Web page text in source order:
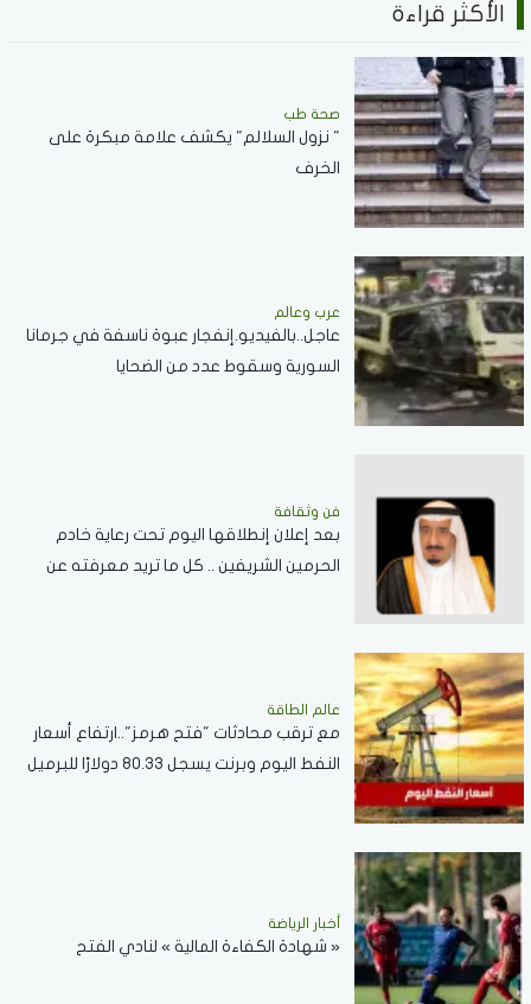
الأكثر قراءة
صحة طب
" نزول السلالم" يكشف علامة مبكرة على
الخرف
عرب وعالم
عاجل..بالفيديو.إنفجار عبوة ناسفة في جرمانا
السورية وسقوط عدد من الضحايا
فن وثقافة
بعد إعلان إنطلاقها اليوم تحت رعاية خادم
الحرمين الشريفين .. كل ما تريد معرفته عن
عالم الطاقة
مع ترقب محادثات "فتح هرمز"..ارتفاع أسعار
النفط اليوم وبرنت يسجل 80.33 دولارًا للبرميل
أخبار الرياضة
« شهادة الكفاءة المالية » لنادي الفتح